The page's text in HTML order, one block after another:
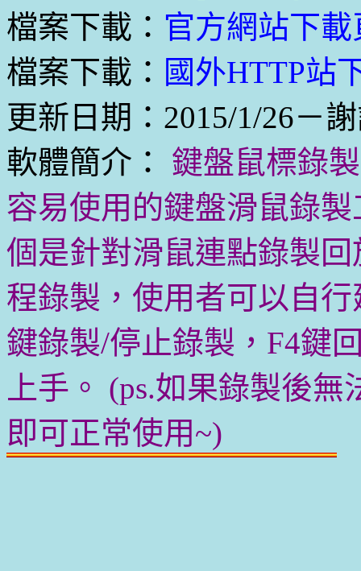
檔案下載： 官方網站下載
檔案下載： 國外HTTP站
更新日期：2015/1/26－
軟體簡介：
鍵盤鼠標錄
容易使用的鍵盤滑鼠錄
個是針對滑鼠連點錄製
程錄製，使用者可以自
鍵錄製/停止錄製，F4鍵
上手。 (ps.如果錄製後
即可正常使用~)